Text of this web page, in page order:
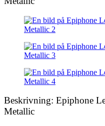
Beskrivning: Epiphone
Metallic